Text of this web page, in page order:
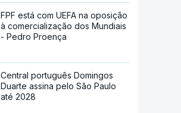
FPF está com UEFA na oposição
à comercialização dos Mundiais
- Pedro Proença
Central português Domingos
Duarte assina pelo São Paulo
até 2028